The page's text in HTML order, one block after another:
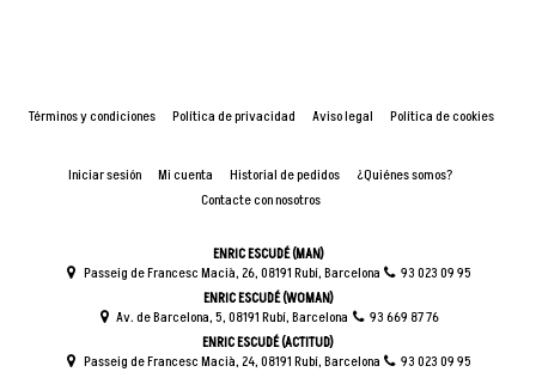
Términos y condiciones Política de privacidad Aviso legal Política de cookies
Iniciar sesión Mi cuenta Historial de pedidos
¿Quiénes somos?
Contacte con nosotros
ENRIC ESCUDÉ (MAN)
Passeig de Francesc Macià, 26, 08191 Rubí, Barcelona
93 023 09 95
ENRIC ESCUDÉ (WOMAN)
Av. de Barcelona, 5, 08191 Rubí, Barcelona
93 669 87 76
ENRIC ESCUDÉ (ACTITUD)
Passeig de Francesc Macià, 24, 08191 Rubí, Barcelona
93 023 09 95